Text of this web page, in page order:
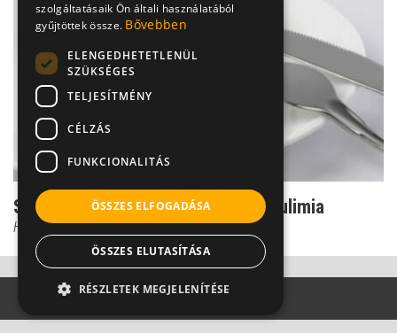
Súlyos evészavarok: anorexia és bulimia
Hegyi Nóra
szolgáltatásaik Ön általi használatából
gyűjtöttek össze. Bővebben
ELENGEDHETETLENÜL
SZÜKSÉGES
TELJESÍTMÉNY
CÉLZÁS
FUNKCIONALITÁS
ÖSSZES ELFOGADÁSA
ÖSSZES ELUTASÍTÁSA
RÉSZLETEK MEGJELENÍTÉSE